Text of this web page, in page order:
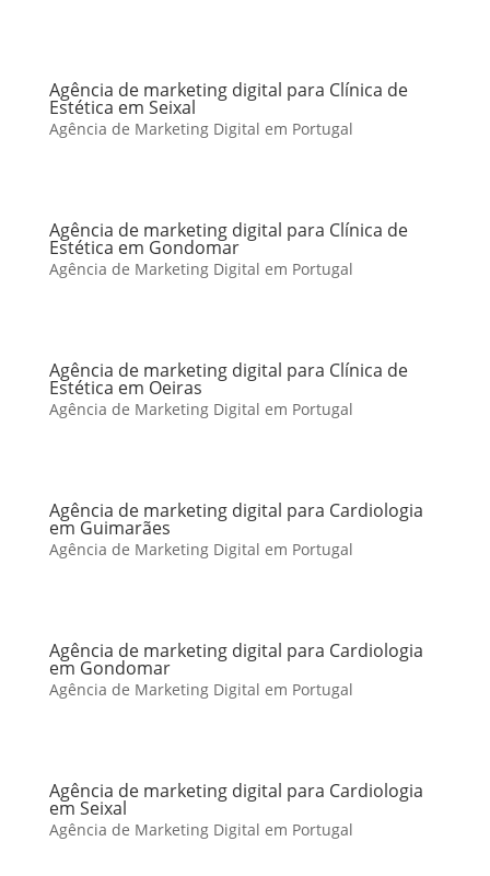
Agência de marketing digital para Clínica de
Estética em Seixal
Agência de Marketing Digital em Portugal
Agência de marketing digital para Clínica de
Estética em Gondomar
Agência de Marketing Digital em Portugal
Agência de marketing digital para Clínica de
Estética em Oeiras
Agência de Marketing Digital em Portugal
Agência de marketing digital para Cardiologia
em Guimarães
Agência de Marketing Digital em Portugal
Agência de marketing digital para Cardiologia
em Gondomar
Agência de Marketing Digital em Portugal
Agência de marketing digital para Cardiologia
em Seixal
Agência de Marketing Digital em Portugal